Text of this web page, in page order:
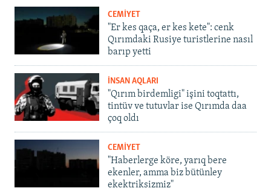
CEMİYET
"Er kes qaça, er kes kete": cenk
Qırımdaki Rusiye turistlerine nasıl
barıp yetti
İNSAN AQLARI
"Qırım birdemligi" işini toqtattı,
tintüv ve tutuvlar ise Qırımda daa
çoq oldı
CEMİYET
"Haberlerge köre, yarıq bere
ekenler, amma biz bütünley
ekektriksizmiz"